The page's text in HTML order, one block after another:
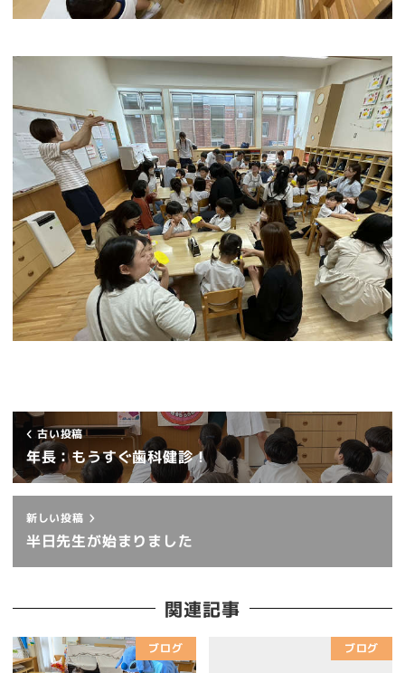
古い投稿
年長：もうすぐ歯科健診！
新しい投稿
半日先生が始まりました
関連記事
ブログ ブログ